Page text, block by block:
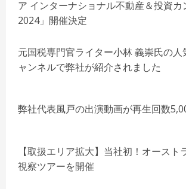
ア インターナショナル不動産＆投資カ
2024」開催決定
元国税専門官ライター小林 義崇氏の
ャンネルで弊社が紹介されました
弊社代表風戸の出演動画が再生回数
【取扱エリア拡大】当社初！オースト
視察ツアーを開催